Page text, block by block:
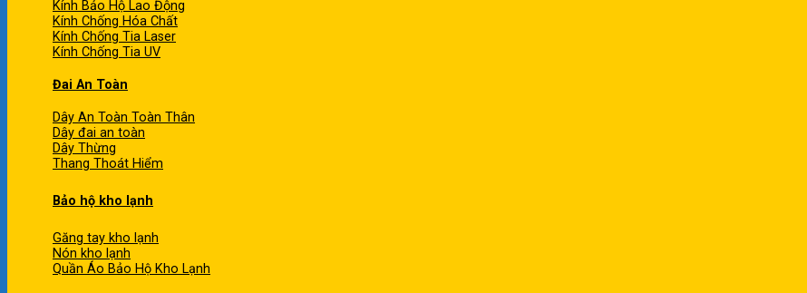
Kính Bảo Hộ Lao Động
Kính Chống Hóa Chất
Kính Chống Tia Laser
Kính Chống Tia UV
Đai An Toàn
Dây An Toàn Toàn Thân
Dây đai an toàn
Dây Thừng
Thang Thoát Hiểm
Bảo hộ kho lạnh
Găng tay kho lạnh
Nón kho lạnh
Quần Áo Bảo Hộ Kho Lạnh